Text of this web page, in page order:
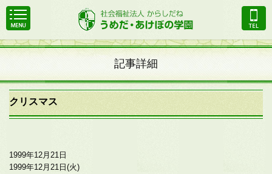
記事詳細
クリスマス
1999年12月21日
1999年12月21日(火)